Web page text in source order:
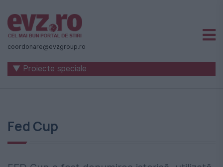
Știri
naționale
internaționale
-
Evenimentul
Zilei
coordonare@evzgroup.ro
▼ Proiecte speciale
Fed Cup